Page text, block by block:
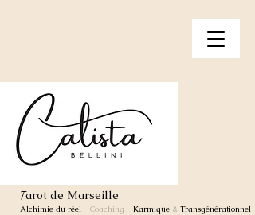
Tarot de Marseille
Alchimie du réel - Coaching - Karmique & Transgénérationnel